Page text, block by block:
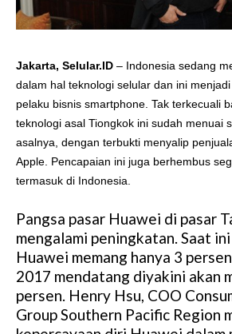
Jakarta, Selular.ID – Indonesia sedang
dalam hal teknologi selular dan ini
pelaku bisnis smartphone. Tak terkecuali
teknologi asal Tiongkok ini sudah menuai
asalnya, dengan terbukti menyalip
Apple. Pencapaian ini juga berhembus
termasuk di Indonesia.
Pangsa pasar Huawei di pasar
mengalami peningkatan. Saat
Huawei memang hanya 3
2017 mendatang diyakini akan
persen. Henry Hsu, COO
Group Southern Pacific Region